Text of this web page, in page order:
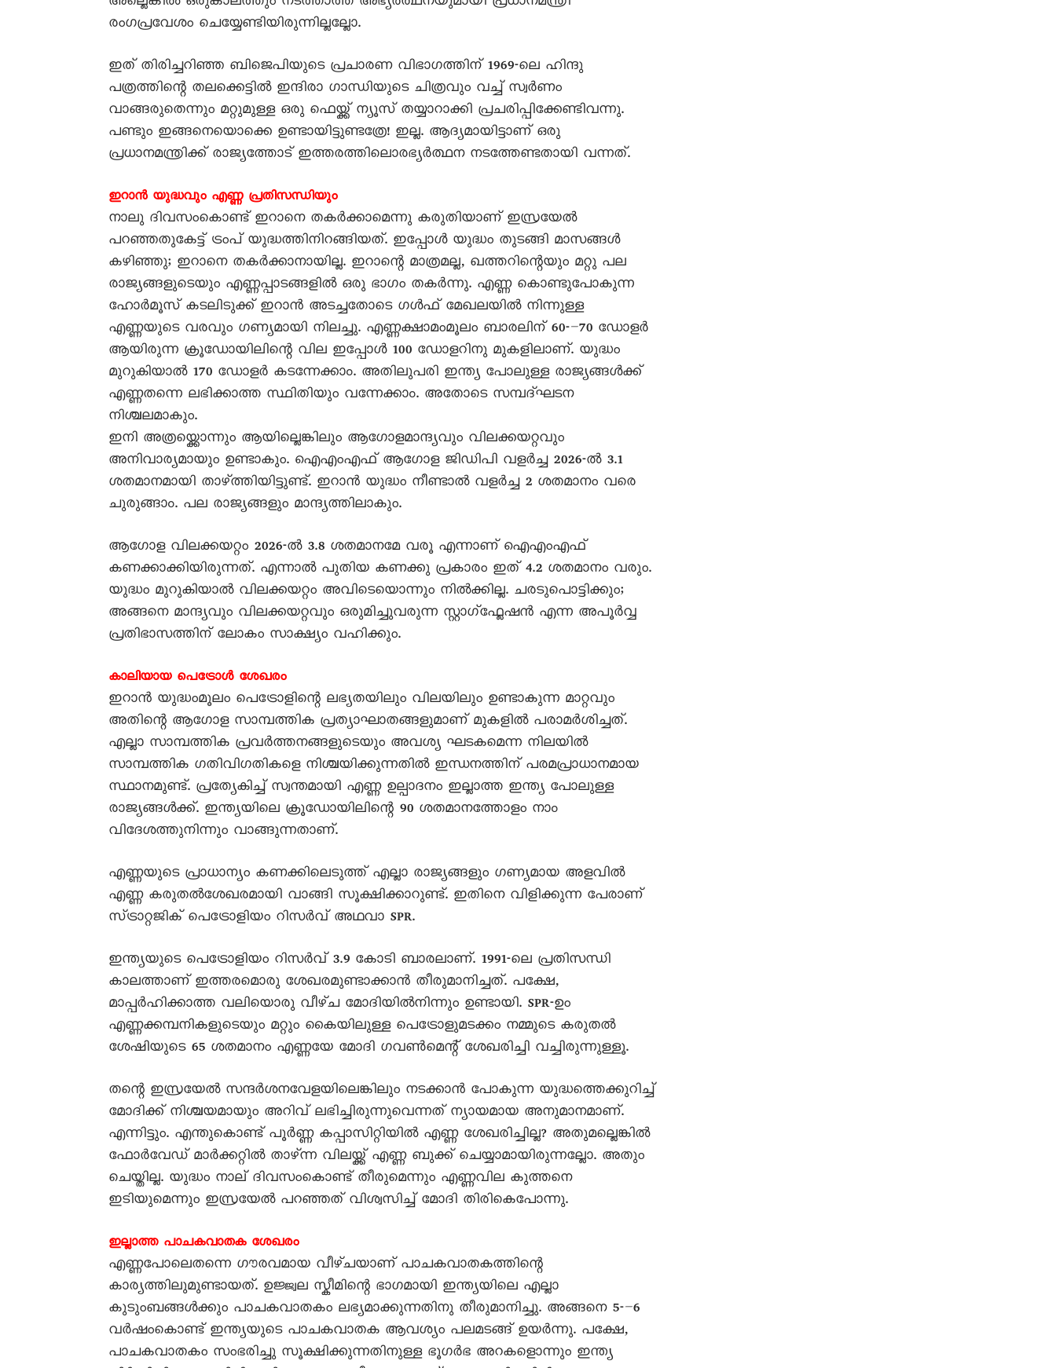
രംഗപ്രവേശം ചെയ്യേണ്ടിയിരുന്നില്ലല്ലോ.
ഇത് തിരിച്ചറിഞ്ഞ ബിജെപിയുടെ പ്രചാരണ വിഭാഗത്തിന് 1969-ലെ ഹിന്ദു
പത്രത്തിന്റെ തലക്കെട്ടിൽ ഇന്ദിരാ ഗാന്ധിയുടെ ചിത്രവും വച്ച് സ്വർണം
വാങ്ങരുതെന്നും മറ്റുമുള്ള ഒരു ഫെയ്ക്ക് ന്യൂസ് തയ്യാറാക്കി പ്രചരിപ്പിക്കേണ്ടിവന്നു.
പണ്ടും ഇങ്ങനെയൊക്കെ ഉണ്ടായിട്ടുണ്ടത്രേ! ഇല്ല. ആദ്യമായിട്ടാണ് ഒരു
പ്രധാനമന്ത്രിക്ക് രാജ്യത്തോട് ഇത്തരത്തിലൊരഭ്യർത്ഥന നടത്തേണ്ടതായി വന്നത്.
ഇറാൻ യുദ്ധവും എണ്ണ പ്രതിസന്ധിയും
നാലു ദിവസംകൊണ്ട് ഇറാനെ തകർക്കാമെന്നു കരുതിയാണ് ഇസ്രയേൽ
പറഞ്ഞതുകേട്ട് ട്രംപ് യുദ്ധത്തിനിറങ്ങിയത്. ഇപ്പോൾ യുദ്ധം തുടങ്ങി മാസങ്ങൾ
കഴിഞ്ഞു; ഇറാനെ തകർക്കാനായില്ല. ഇറാന്റെ മാത്രമല്ല, ഖത്തറിന്റെയും മറ്റു പല
രാജ്യങ്ങളുടെയും എണ്ണപ്പാടങ്ങളിൽ ഒരു ഭാഗം തകർന്നു. എണ്ണ കൊണ്ടുപോകുന്ന
ഹോർമൂസ് കടലിടുക്ക് ഇറാൻ അടച്ചതോടെ ഗൾഫ് മേഖലയിൽ നിന്നുള്ള
എണ്ണയുടെ വരവും ഗണ്യമായി നിലച്ചു. എണ്ണക്ഷാമംമൂലം ബാരലിന് 60-–70 ഡോളർ
ആയിരുന്ന ക്രൂഡോയിലിന്റെ വില ഇപ്പോൾ 100 ഡോളറിനു മുകളിലാണ്. യുദ്ധം
മുറുകിയാൽ 170 ഡോളർ കടന്നേക്കാം. അതിലുപരി ഇന്ത്യ പോലുള്ള രാജ്യങ്ങൾക്ക്
എണ്ണതന്നെ ലഭിക്കാത്ത സ്ഥിതിയും വന്നേക്കാം. അതോടെ സമ്പദ്ഘടന
നിശ്ചലമാകും.
ഇനി അത്രയ്ക്കൊന്നും ആയില്ലെങ്കിലും ആഗോളമാന്ദ്യവും വിലക്കയറ്റവും
അനിവാര്യമായും ഉണ്ടാകും. ഐഎംഎഫ് ആഗോള ജിഡിപി വളർച്ച 2026-ൽ 3.1
ശതമാനമായി താഴ്ത്തിയിട്ടുണ്ട്. ഇറാൻ യുദ്ധം നീണ്ടാൽ വളർച്ച 2 ശതമാനം വരെ
ചുരുങ്ങാം. പല രാജ്യങ്ങളും മാന്ദ്യത്തിലാകും.
ആഗോള വിലക്കയറ്റം 2026-ൽ 3.8 ശതമാനമേ വരൂ എന്നാണ് ഐഎംഎഫ്
കണക്കാക്കിയിരുന്നത്. എന്നാൽ പുതിയ കണക്കു പ്രകാരം ഇത് 4.2 ശതമാനം വരും.
യുദ്ധം മുറുകിയാൽ വിലക്കയറ്റം അവിടെയൊന്നും നിൽക്കില്ല. ചരടുപൊട്ടിക്കും;
അങ്ങനെ മാന്ദ്യവും വിലക്കയറ്റവും ഒരുമിച്ചുവരുന്ന സ്റ്റാഗ്ഫ്ലേഷൻ എന്ന അപൂർവ്വ
പ്രതിഭാസത്തിന് ലോകം സാക്ഷ്യം വഹിക്കും.
കാലിയായ പെട്രോൾ ശേഖരം
ഇറാൻ യുദ്ധംമൂലം പെട്രോളിന്റെ ലഭ്യതയിലും വിലയിലും ഉണ്ടാകുന്ന മാറ്റവും
അതിന്റെ ആഗോള സാമ്പത്തിക പ്രത്യാഘാതങ്ങളുമാണ് മുകളിൽ പരാമർശിച്ചത്.
എല്ലാ സാമ്പത്തിക പ്രവർത്തനങ്ങളുടെയും അവശ്യ ഘടകമെന്ന നിലയിൽ
സാമ്പത്തിക ഗതിവിഗതികളെ നിശ്ചയിക്കുന്നതിൽ ഇന്ധനത്തിന് പരമപ്രാധാനമായ
സ്ഥാനമുണ്ട്. പ്രത്യേകിച്ച് സ്വന്തമായി എണ്ണ ഉല്പാദനം ഇല്ലാത്ത ഇന്ത്യ പോലുള്ള
രാജ്യങ്ങൾക്ക്. ഇന്ത്യയിലെ ക്രൂഡോയിലിന്റെ 90 ശതമാനത്തോളം നാം
വിദേശത്തുനിന്നും വാങ്ങുന്നതാണ്.
എണ്ണയുടെ പ്രാധാന്യം കണക്കിലെടുത്ത് എല്ലാ രാജ്യങ്ങളും ഗണ്യമായ അളവിൽ
എണ്ണ കരുതൽശേഖരമായി വാങ്ങി സൂക്ഷിക്കാറുണ്ട്. ഇതിനെ വിളിക്കുന്ന പേരാണ്
സ്ട്രാറ്റജിക് പെട്രോളിയം റിസർവ് അഥവാ SPR.
ഇന്ത്യയുടെ പെട്രോളിയം റിസർവ് 3.9 കോടി ബാരലാണ്. 1991-ലെ പ്രതിസന്ധി
കാലത്താണ് ഇത്തരമൊരു ശേഖരമുണ്ടാക്കാൻ തീരുമാനിച്ചത്. പക്ഷേ,
മാപ്പർഹിക്കാത്ത വലിയൊരു വീഴ്ച മോദിയിൽനിന്നും ഉണ്ടായി. SPR-ഉം
എണ്ണക്കമ്പനികളുടെയും മറ്റും കൈയിലുള്ള പെട്രോളുമടക്കം നമ്മുടെ കരുതൽ
ശേഷിയുടെ 65 ശതമാനം എണ്ണയേ മോദി ഗവൺമെന്റ് ശേഖരിച്ചി വച്ചിരുന്നുള്ളൂ.
തന്റെ ഇസ്രയേൽ സന്ദർശനവേളയിലെങ്കിലും നടക്കാൻ പോകുന്ന യുദ്ധത്തെക്കുറിച്ച്
മോദിക്ക് നിശ്ചയമായും അറിവ് ലഭിച്ചിരുന്നുവെന്നത് ന്യായമായ അനുമാനമാണ്.
എന്നിട്ടും. എന്തുകൊണ്ട് പൂർണ്ണ കപ്പാസിറ്റിയിൽ എണ്ണ ശേഖരിച്ചില്ല? അതുമല്ലെങ്കിൽ
ഫോർവേഡ് മാർക്കറ്റിൽ താഴ്ന്ന വിലയ്ക്ക് എണ്ണ ബുക്ക് ചെയ്യാമായിരുന്നല്ലോ. അതും
ചെയ്തില്ല. യുദ്ധം നാല് ദിവസംകൊണ്ട് തീരുമെന്നും എണ്ണവില കുത്തനെ
ഇടിയുമെന്നും ഇസ്രയേൽ പറഞ്ഞത് വിശ്വസിച്ച് മോദി തിരികെപോന്നു.
ഇല്ലാത്ത പാചകവാതക ശേഖരം
എണ്ണപോലെതന്നെ ഗൗരവമായ വീഴ്ചയാണ് പാചകവാതകത്തിന്റെ
കാര്യത്തിലുമുണ്ടായത്. ഉജ്ജ്വല സ്കീമിന്റെ ഭാഗമായി ഇന്ത്യയിലെ എല്ലാ
കുടുംബങ്ങൾക്കും പാചകവാതകം ലഭ്യമാക്കുന്നതിനു തീരുമാനിച്ചു. അങ്ങനെ 5-–6
വർഷംകൊണ്ട് ഇന്ത്യയുടെ പാചകവാതക ആവശ്യം പലമടങ്ങ് ഉയർന്നു. പക്ഷേ,
പാചകവാതകം സംഭരിച്ചു സൂക്ഷിക്കുന്നതിനുള്ള ഭൂഗർഭ അറകളൊന്നും ഇന്ത്യ